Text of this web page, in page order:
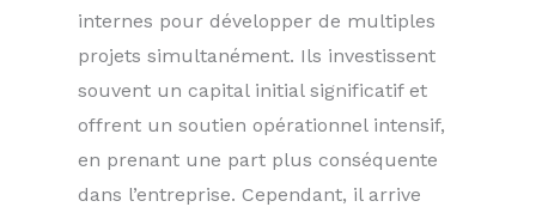
internes pour développer de multiples
projets simultanément. Ils investissent
souvent un capital initial significatif et
offrent un soutien opérationnel intensif,
en prenant une part plus conséquente
dans l’entreprise. Cependant, il arrive